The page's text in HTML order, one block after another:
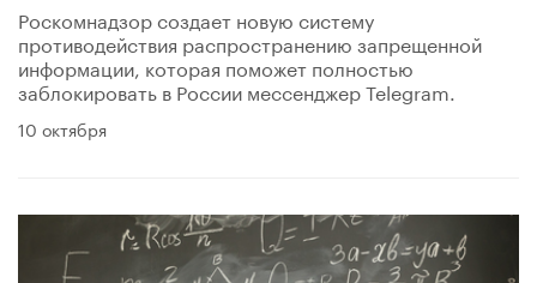
Роскомнадзор создает новую систему
противодействия распространению запрещенной
информации, которая поможет полностью
заблокировать в России мессенджер Telegram.
10 октября